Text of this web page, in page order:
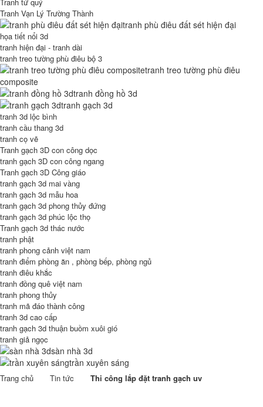
Tranh Vạn Lý Trường Thành
tranh phù điêu đất sét hiện đại
họa tiết nổi 3d
tranh hiện đại - tranh dài
tranh treo tường phù điêu bộ 3
tranh treo tường phù điêu
composite
tranh đồng hồ 3d
tranh gạch 3d
tranh 3d lộc bình
tranh cầu thang 3d
tranh cọ vẽ
Tranh gạch 3D con công dọc
tranh gạch 3D con công ngang
Tranh gạch 3D Công giáo
tranh gạch 3d mai vàng
tranh gạch 3d mẫu hoa
tranh gạch 3d phong thủy đứng
tranh gạch 3d phúc lộc thọ
Tranh gạch 3d thác nước
tranh phật
tranh phong cảnh việt nam
tranh điểm phòng ăn , phòng bếp, phòng ngủ
tranh điêu khắc
tranh đồng quê việt nam
tranh phong thủy
tranh mã đáo thành công
tranh 3d cao cấp
tranh gạch 3d thuận buồm xuôi gió
tranh giả ngọc
sàn nhà 3d
trần xuyên sáng
Trang chủ Tin tức Thi công lắp đặt tranh gạch uv